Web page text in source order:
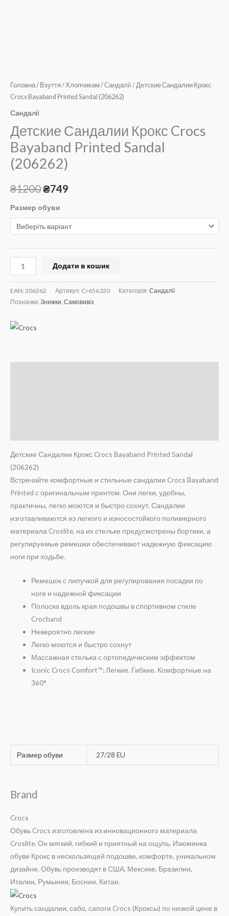
Головна/ Взуття /Хлопчикам /Сандалії/ Детские Сандалии Крокс
Crocs Bayaband Printed Sandal (206262)
Сандалії
Детские Сандалии Крокс Crocs
Bayaband Printed Sandal
(206262)
₴1200₴749
Размер обуви
Додати в кошик
EAN: 206262 Артикул: Cr656320 Категорія: Сандалії
Позначки: Знижки, Самовивіз
Детские Сандалии Крокс Crocs Bayaband Printed Sandal
(206262)
Встречайте комфортные и стильные сандалии Crocs Bayaband
Printed с оригинальным принтом. Они легки, удобны,
практичны, легко моются и быстро сохнут. Сандалии
изготавливаются из легкого и износостойкого полимерного
материала Croslite, на их стельке предусмотрены бортики, а
регулируемые ремешки обеспечивают надежную фиксацию
ноги при ходьбе.
Ремешок с липучкой для регулирования посадки по
ноге и надежной фиксации
Полоска вдоль края подошвы в спортивном стиле
Crocband
Невероятно легкие
Легко моются и быстро сохнут
Массажная стелька с ортопедическим эффектом
Iconic Crocs Comfort™: Легкие. Гибкие. Комфортные на
360°
Размер обуви 27/28 EU
Brand
Crocs
Обувь Crocs изготовлена из инновационного материала
Croslite. Он мягкий, гибкий и приятный на ощупь. Изюминка
обуви Крокс в нескользящей подошве, комфорте, уникальном
дизайне. Обувь производят в США, Мексике, Бразилии,
Италии, Румынии, Боснии, Китае.
Купить сандалии, сабо, сапоги Crocs (Кроксы) по низкой цене в